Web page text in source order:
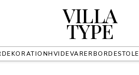
VILLA
TYPE
DEKORATIONHVIDEVARERBORDESTOLE